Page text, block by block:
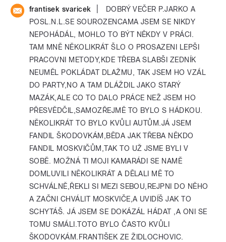
frantisek svaricek
DOBRÝ VEČER P.JARKO A
POSL.N.L.SE SOUROZENCAMA JSEM SE NIKDY
NEPOHÁDÁL, MOHLO TO BÝT NĚKDY V PRÁCI.
TAM MNĚ NĚKOLIKRÁT ŠLO O PROSAZENI LEPŠI
PRACOVNI METODY,KDE TŘEBA SLABŠI ZEDNÍK
NEUMĚL POKLÁDAT DLAŽMU, TAK JSEM HO VZÁL
DO PARTY,NO A TAM DLÁŽDIL JAKO STARÝ
MAZÁK,ALE CO TO DALO PRÁCE NEŽ JSEM HO
PŘESVĚDČIL,SAMOZŘEJMĚ TO BYLO S HÁDKOU.
NĚKOLIKRÁT TO BYLO KVŮLI AUTŮM.JÁ JSEM
FANDIL ŠKODOVKÁM,BĚDA JAK TŘEBA NĚKDO
FANDIL MOSKVIČŮM,TAK TO UŽ JSME BYLI V
SOBĚ. MOŽNÁ TI MOJI KAMARÁDI SE NAMĚ
DOMLUVILI NĚKOLIKRÁT A DĚLALI MĚ TO
SCHVÁLNĚ,ŘEKLI SI MEZI SEBOU,REJPNI DO NĚHO
A ZAČNI CHVÁLIT MOSKVIČE,A UVIDÍŠ JAK TO
SCHYTÁŠ. JÁ JSEM SE DOKÁZÁL HÁDAT ,A ONI SE
TOMU SMÁLI.TOTO BYLO ČASTO KVŮLI
ŠKODOVKÁM.FRANTIŠEK ZE ŽIDLOCHOVIC.